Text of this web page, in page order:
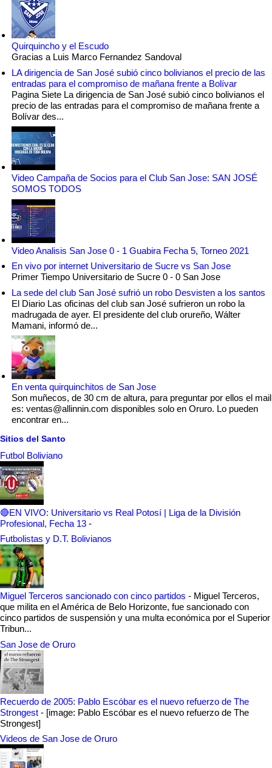
Quirquincho y el Escudo
Gracias a Luis Marco Fernandez Sandoval
LA dirigencia de San José subió cinco bolivianos el precio de las
entradas para el compromiso de mañana frente a Bolívar
Pagina Siete La dirigencia de San José subió cinco bolivianos el
precio de las entradas para el compromiso de mañana frente a
Bolívar des...
Video Campaña de Socios para el Club San Jose: SAN JOSÉ
SOMOS TODOS
Video Analisis San Jose 0 - 1 Guabira Fecha 5, Torneo 2021
En vivo por internet Universitario de Sucre vs San Jose
Primer Tiempo Universitario de Sucre 0 - 0 San Jose
La sede del club San José sufrió un robo Desvisten a los santos
El Diario Las oficinas del club san José sufrieron un robo la
madrugada de ayer. El presidente del club orureño, Wálter
Mamani, informó de...
En venta quirquinchitos de San Jose
Son muñecos, de 30 cm de altura, para preguntar por ellos el mail
es: ventas@allinnin.com disponibles solo en Oruro. Lo pueden
encontrar en...
Sitios del Santo
Futbol Boliviano
🔴EN VIVO: Universitario vs Real Potosí | Liga de la División
Profesional, Fecha 13 -
Futbolistas y D.T. Bolivianos
Miguel Terceros sancionado con cinco partidos - Miguel Terceros,
que milita en el América de Belo Horizonte, fue sancionado con
cinco partidos de suspensión y una multa económica por el Superior
Tribun...
San Jose de Oruro
Recuerdo de 2005: Pablo Escóbar es el nuevo refuerzo de The
Strongest - [image: Pablo Escóbar es el nuevo refuerzo de The
Strongest]
Videos de San Jose de Oruro